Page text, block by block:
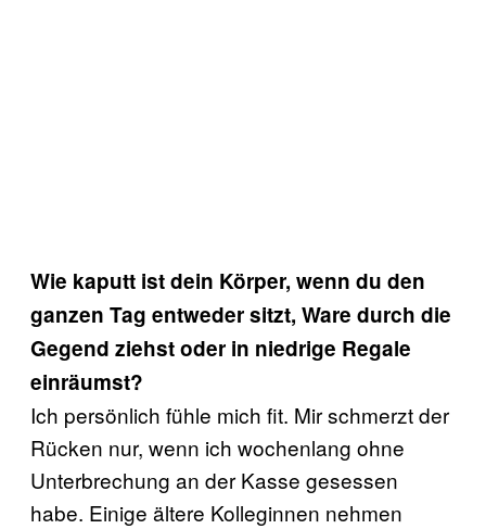
Wie kaputt ist dein Körper, wenn du den
ganzen Tag entweder sitzt, Ware durch die
Gegend ziehst oder in niedrige Regale
einräumst?
Ich persönlich fühle mich fit. Mir schmerzt der
Rücken nur, wenn ich wochenlang ohne
Unterbrechung an der Kasse gesessen
habe. Einige ältere Kolleginnen nehmen